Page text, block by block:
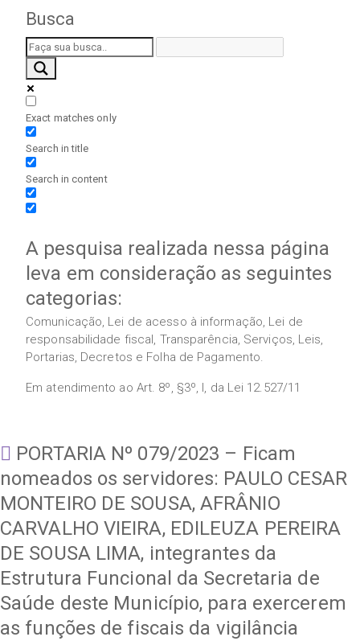
Busca
Exact matches only
Search in title
Search in content
A pesquisa realizada nessa página
leva em consideração as seguintes
categorias:
Comunicação, Lei de acesso à informação, Lei de
responsabilidade fiscal, Transparência, Serviços, Leis,
Portarias, Decretos e Folha de Pagamento.
Em atendimento ao Art. 8º, §3º, I, da Lei 12.527/11
PORTARIA Nº 079/2023 – Ficam
nomeados os servidores: PAULO CESAR
MONTEIRO DE SOUSA, AFRÂNIO
CARVALHO VIEIRA, EDILEUZA PEREIRA
DE SOUSA LIMA, integrantes da
Estrutura Funcional da Secretaria de
Saúde deste Município, para exercerem
as funções de fiscais da vigilância